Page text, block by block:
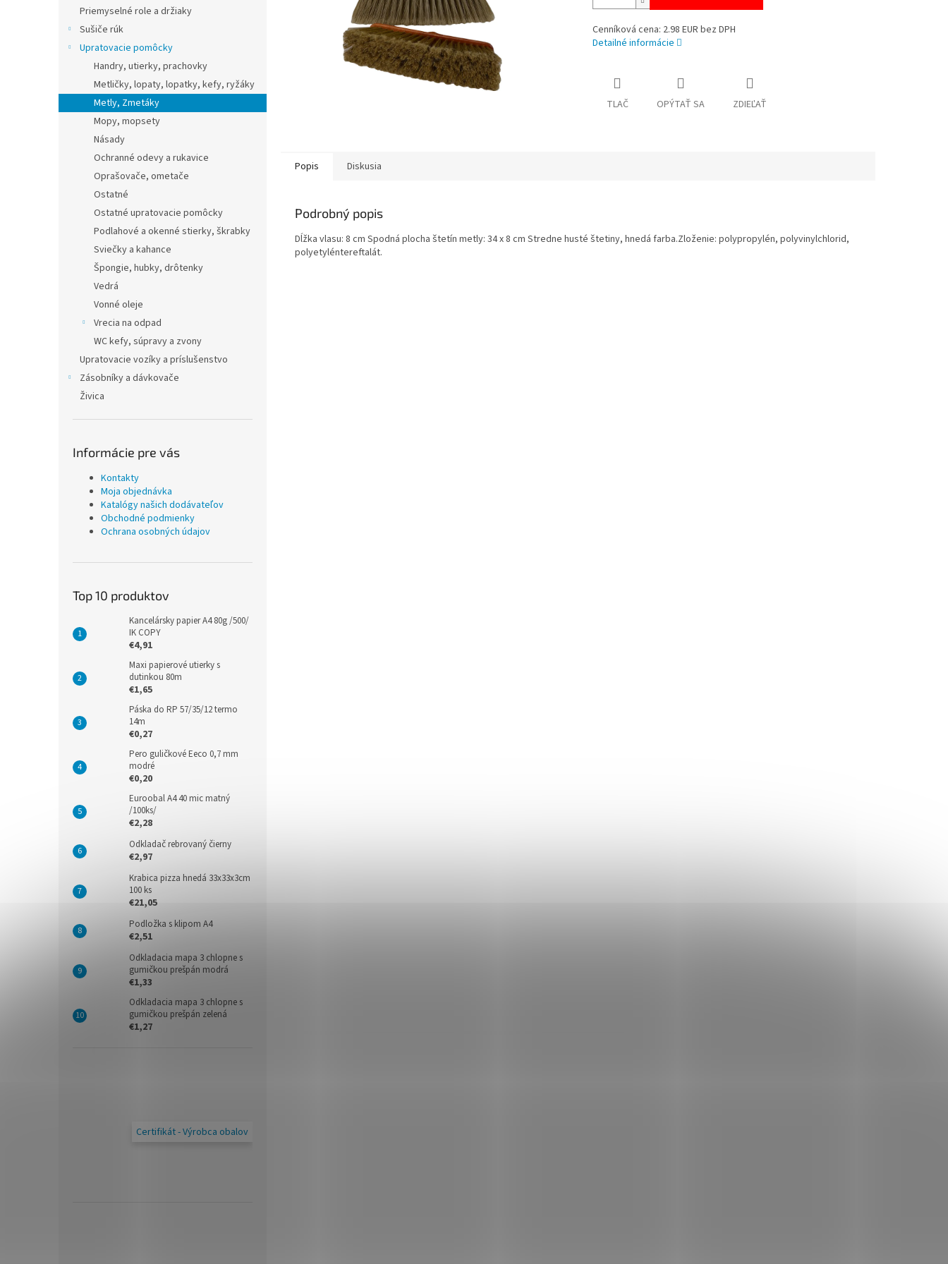
Priemyselné role a držiaky
Sušiče rúk
Upratovacie pomôcky
Handry, utierky, prachovky
Metličky, lopaty, lopatky, kefy, ryžáky
Metly, Zmetáky
Mopy, mopsety
Násady
Ochranné odevy a rukavice
Oprašovače, ometače
Ostatné
Ostatné upratovacie pomôcky
Podlahové a okenné stierky, škrabky
Sviečky a kahance
Špongie, hubky, drôtenky
Vedrá
Vonné oleje
Vrecia na odpad
WC kefy, súpravy a zvony
Upratovacie vozíky a príslušenstvo
Zásobníky a dávkovače
Živica
Informácie pre vás
Kontakty
Moja objednávka
Katalógy našich dodávateľov
Obchodné podmienky
Ochrana osobných údajov
Top 10 produktov
Kancelársky papier A4 80g /500/
IK COPY
€4,91
Maxi papierové utierky s
dutinkou 80m
€1,65
Páska do RP 57/35/12 termo
14m
€0,27
Pero guličkové Eeco 0,7 mm
modré
€0,20
Euroobal A4 40 mic matný
/100ks/
€2,28
Odkladač rebrovaný čierny
€2,97
Krabica pizza hnedá 33x33x3cm
100 ks
€21,05
Podložka s klipom A4
€2,51
Odkladacia mapa 3 chlopne s
gumičkou prešpán modrá
€1,33
Odkladacia mapa 3 chlopne s
gumičkou prešpán zelená
€1,27
Certifikát - Výrobca obalov
Cenníková cena: 2.98 EUR bez DPH
Detailné informácie
TLAČ OPÝTAŤ SA ZDIEĽAŤ
Popis Diskusia
Podrobný popis
Dĺžka vlasu: 8 cm Spodná plocha štetín metly: 34 x 8 cm Stredne husté štetiny, hnedá farba.Zloženie: polypropylén, polyvinylchlorid,
polyetyléntereftalát.